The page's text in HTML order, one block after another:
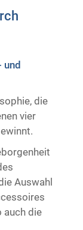
und
die
vier
Auswahl
auch die